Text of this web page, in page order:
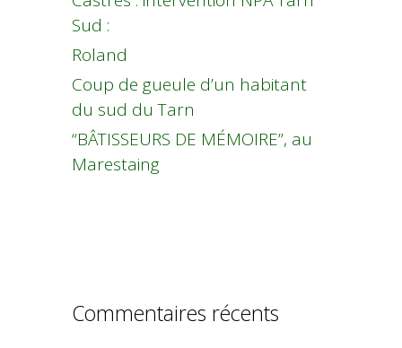
Sud :
Roland
Coup de gueule d’un habitant
du sud du Tarn
“BÂTISSEURS DE MÉMOIRE”, au
Marestaing
Commentaires récents